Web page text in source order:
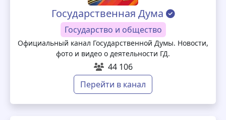
Государственная Дума
Государство и общество
Официальный канал Государственной Думы. Новости,
фото и видео о деятельности ГД.
44 106
Перейти в канал